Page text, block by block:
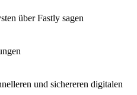
über Fastly sagen
und sichereren digitalen